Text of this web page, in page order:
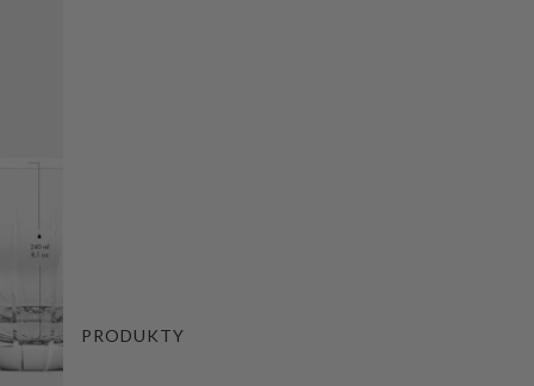
PRODUKTY